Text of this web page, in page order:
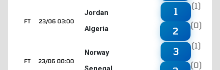
23/06 03:00
FT
Jordan
Algeria
1
(1)
2
(0)
23/06 00:00
FT
Norway
3
(1)
(0)